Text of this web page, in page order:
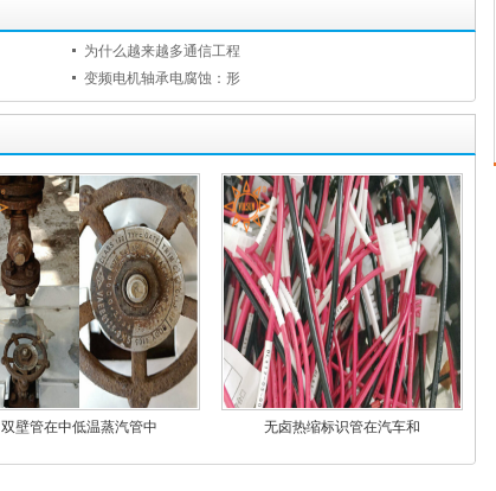
为什么越来越多通信工程
变频电机轴承电腐蚀：形
双壁管在中低温蒸汽管中 无卤热缩标识管在汽车和